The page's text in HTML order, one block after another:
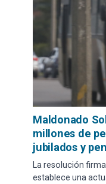
Maldonado
millones de
jubilados y
La resolución
establece una